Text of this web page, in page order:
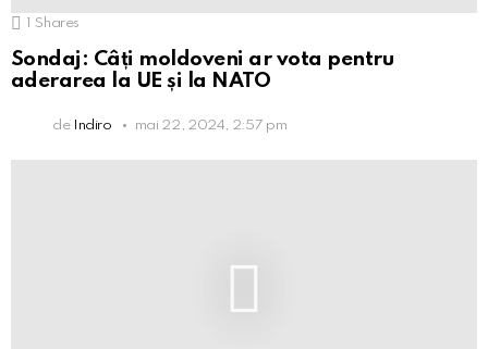
1 Shares
Sondaj: Câți moldoveni ar vota pentru
aderarea la UE și la NATO
de Indiro mai 22, 2024, 2:57 pm